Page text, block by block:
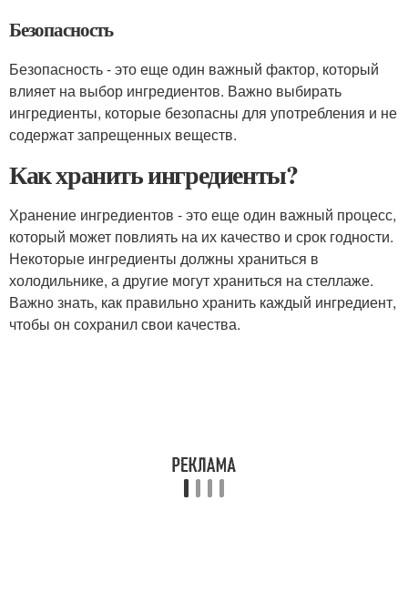
Безопасность
Безопасность - это еще один важный фактор, который
влияет на выбор ингредиентов. Важно выбирать
ингредиенты, которые безопасны для употребления и не
содержат запрещенных веществ.
Как хранить ингредиенты?
Хранение ингредиентов - это еще один важный процесс,
который может повлиять на их качество и срок годности.
Некоторые ингредиенты должны храниться в
холодильнике, а другие могут храниться на стеллаже.
Важно знать, как правильно хранить каждый ингредиент,
чтобы он сохранил свои качества.